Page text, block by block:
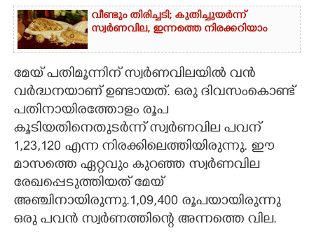
വീണ്ടും തിരിച്ചടി; കുതിച്ചുയർന്ന്
സ്വർണവില, ഇന്നത്തെ നിരക്കറിയാം
മേയ് പതിമൂന്നിന് സ്വർണവിലയിൽ വൻ
വർദ്ധനയാണ് ഉണ്ടായത്. ഒരു ദിവസംകൊണ്ട്
പതിനായിരത്തോളം രൂപ
കൂടിയതിനെതുടർന്ന് സ്വർണവില പവന്
1,23,120 എന്ന നിരക്കിലെത്തിയിരുന്നു. ഈ
മാസത്തെ ഏറ്റവും കുറഞ്ഞ സ്വർണവില
രേഖപ്പെടുത്തിയത് മേയ്
അഞ്ചിനായിരുന്നു.1,09,400 രൂപയായിരുന്നു
ഒരു പവൻ സ്വർണത്തിന്റെ അന്നത്തെ വില.